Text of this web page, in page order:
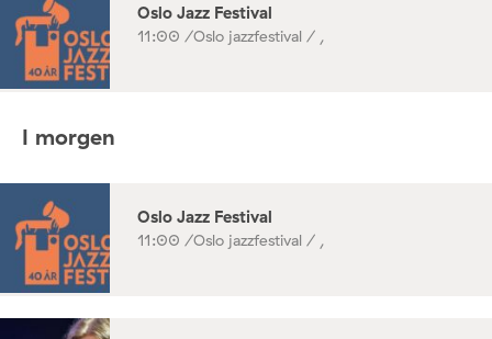
Oslo Jazz Festival
11:00 /Oslo jazzfestival / ,
I morgen
Oslo Jazz Festival
11:00 /Oslo jazzfestival / ,